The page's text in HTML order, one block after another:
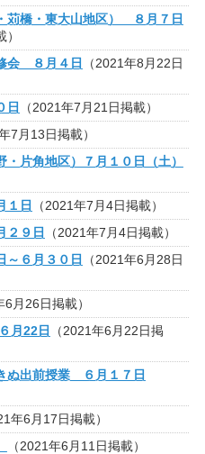
苅橋・東大山地区） ８月７日
会 ８月４日
（2021年8月22日
日
（2021年7月21日掲載）
7月13日掲載）
片角地区）７月１０日（土）
日
（2021年7月4日掲載）
９日
（2021年7月4日掲載）
６月３０日
（2021年6月28日
6月26日掲載）
月22日
（2021年6月22日掲
ぬ出前授業 ６月１７日
年6月17日掲載）
（2021年6月11日掲載）